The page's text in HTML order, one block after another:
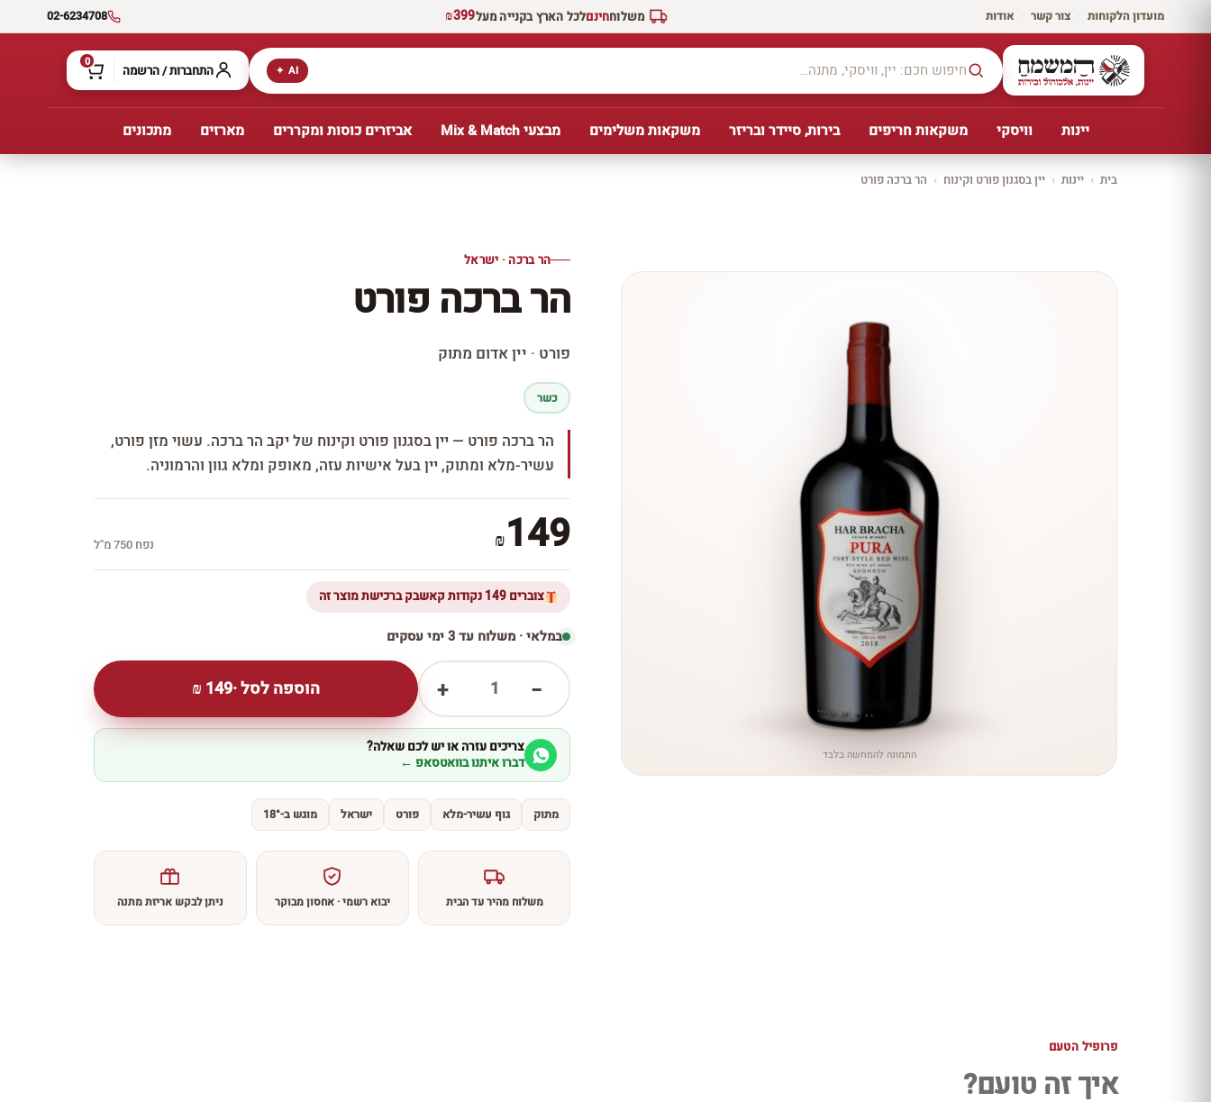
מועדון הלקוחות · צור קשר · אודות משלוחחינםלכל הארץ בקנייה מעל₪399
02-6234708
AI ✦ התחברות / הרשמה 0
יינות וויסקי משקאות חריפים בירות, סיידר ובריזר משקאות משלימים מבצעי Mix & Match אביזרים כוסות ומקררים מארזים מתכונים
בית › יינות › יין בסגנון פורט וקינוח › הר ברכה פורט
כל
לכל יינות יקב ירושלים ←
הר ברכה · ישראל
הר ברכה פורט
פורט · יין אדום מתוק
התמונה להמחשה בלבד
כשר
הר ברכה פורט — יין בסגנון פורט וקינוח של יקב הר ברכה. עשוי מזן פורט,
עשיר-מלא ומתוק, יין בעל אישיות עזה, מאופק ומלא גוון והרמוניה.
₪149 נפח 750 מ''ל
צוברים 149 נקודות קאשבק ברכישת מוצר זה
במלאי · משלוח עד 3 ימי עסקים
−
1
+ הוספה לסל ·149
₪
צריכים עזרה או יש לכם שאלה?
דברו איתנו בוואטסאפ ←
מתוק גוף עשיר-מלא פורט ישראל מוגש ב-18°
משלוח מהיר עד הבית יבוא רשמי · אחסון מבוקר ניתן לבקש אריזת מתנה
פרופיל הטעם
איך זה טועם?